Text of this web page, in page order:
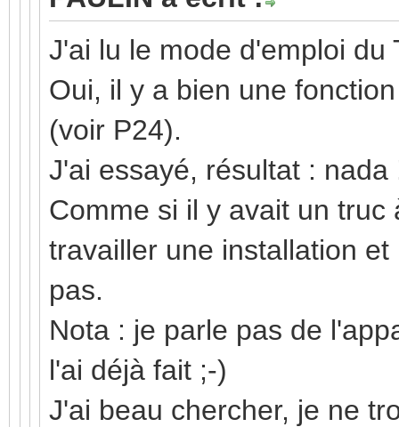
J'ai lu le mode d'emploi du
Oui, il y a bien une
(voir P24).
J'ai essayé, résultat : nada
Comme si il y avait un
travailler une installation
pas.
Nota : je parle pas de
l'ai déjà fait ;-)
J'ai beau chercher, je ne